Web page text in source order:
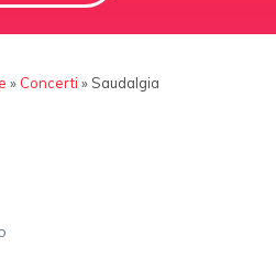
» Concerti » Saudalgia